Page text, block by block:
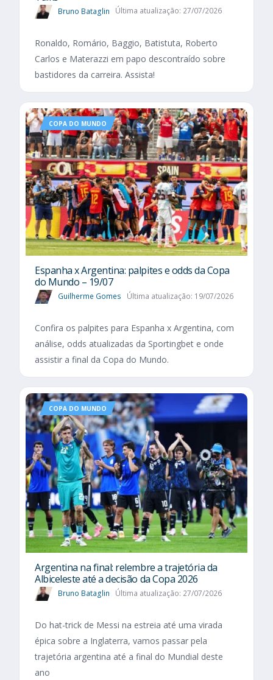
Bruno Bataglin Última atualização: 27/07/2026
Ronaldo, Romário, Baggio, Batistuta, Roberto
Carlos e Materazzi em papo descontraído sobre
bastidores da carreira. Assista!
COPA DO MUNDO
Espanha x Argentina: palpites e odds da Copa
do Mundo – 19/07
Guilherme Gomes Última atualização: 19/07/2026
Confira os palpites para Espanha x Argentina, com
análise, odds atualizadas da Sportingbet e onde
assistir a final da Copa do Mundo.
COPA DO MUNDO
Argentina na final: relembre a trajetória da
Albiceleste até a decisão da Copa 2026
Bruno Bataglin Última atualização: 27/07/2026
Do hat-trick de Messi na estreia até uma virada
épica sobre a Inglaterra, vamos passar pela
trajetória argentina até a final do Mundial deste
ano